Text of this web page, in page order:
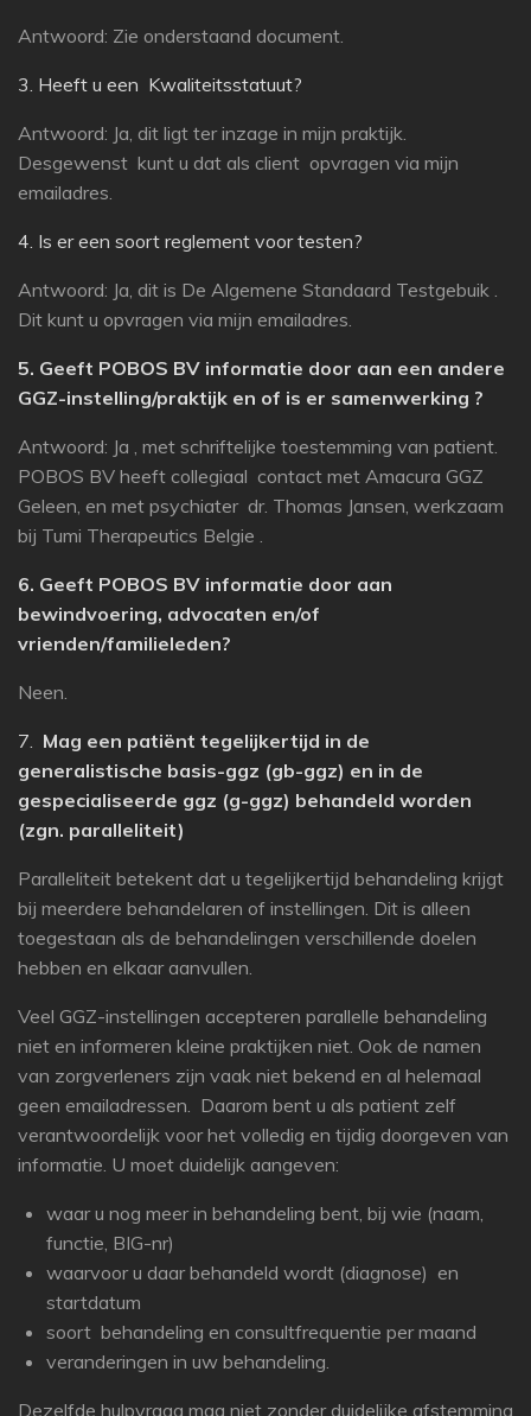
Antwoord: Zie onderstaand document.
3. Heeft u een Kwaliteitsstatuut?
Antwoord: Ja, dit ligt ter inzage in mijn praktijk.
Desgewenst kunt u dat als client opvragen via mijn
emailadres.
4. Is er een soort reglement voor testen?
Antwoord: Ja, dit is De Algemene Standaard Testgebuik .
Dit kunt u opvragen via mijn emailadres.
5. Geeft POBOS BV informatie door aan een andere
GGZ-instelling/praktijk en of is er samenwerking ?
Antwoord: Ja , met schriftelijke toestemming van patient.
POBOS BV heeft collegiaal contact met Amacura GGZ
Geleen, en met psychiater dr. Thomas Jansen, werkzaam
bij Tumi Therapeutics Belgie .
6. Geeft POBOS BV informatie door aan
bewindvoering, advocaten en/of
vrienden/familieleden?
Neen.
7. Mag een patiënt tegelijkertijd in de
generalistische basis-ggz (gb-ggz) en in de
gespecialiseerde ggz (g-ggz) behandeld worden
(zgn. paralleliteit)
Paralleliteit betekent dat u tegelijkertijd behandeling krijgt
bij meerdere behandelaren of instellingen. Dit is alleen
toegestaan als de behandelingen verschillende doelen
hebben en elkaar aanvullen.
Veel GGZ-instellingen accepteren parallelle behandeling
niet en informeren kleine praktijken niet. Ook de namen
van zorgverleners zijn vaak niet bekend en al helemaal
geen emailadressen. Daarom bent u als patient zelf
verantwoordelijk voor het volledig en tijdig doorgeven van
informatie. U moet duidelijk aangeven:
waar u nog meer in behandeling bent, bij wie (naam,
functie, BIG-nr)
waarvoor u daar behandeld wordt (diagnose) en
startdatum
soort behandeling en consultfrequentie per maand
veranderingen in uw behandeling.
Dezelfde hulpvraag mag niet zonder duidelijke afstemming